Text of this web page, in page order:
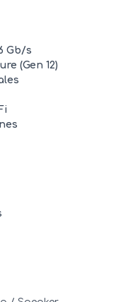
Gb/s
(Gen 12)